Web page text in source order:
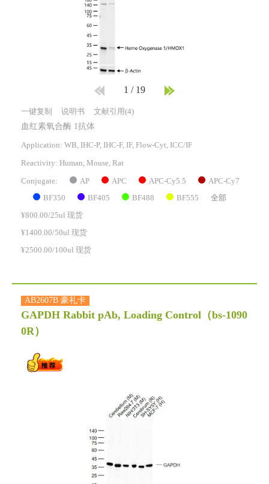
1 / 19
一键复制 说明书 文献引用(4)
血红素氧合酶 1抗体
Application: WB, IHC-P, IHC-F, IF, Flow-Cyt, ICC/IF
Reactivity: Human, Mouse, Rat
Conjugate: AP APC APC-Cy5.5 APC-Cy7
BF350 BF405 BF488 BF555 全部
¥800.00/25ul 现货
¥1400.00/50ul 现货
¥2500.00/100ul 现货
AB2607B 豪礼卡
GAPDH Rabbit pAb, Loading Control （bs-1090
0R）